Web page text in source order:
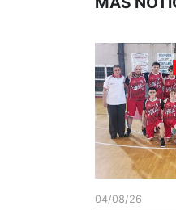
04/08/26